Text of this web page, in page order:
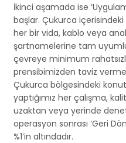
İkinci aşamada ise
başlar. Çukurca içerisindeki
her bir vida, kablo veya
şartnamelerine tam
çevreye minimum
prensibimizden taviz
Çukurca bölgesindeki
yaptığımız her çalışma,
uzaktan veya yerinde
operasyon sonrası ‘Geri
%1’in altındadır.